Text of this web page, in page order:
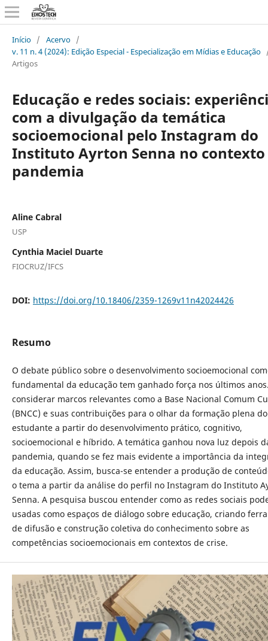
Início / Acervo /
v. 11 n. 4 (2024): Edição Especial - Especialização em Mídias e Educação
Artigos
Educação e redes sociais:
com a divulgação da temática
socioemocional pelo Instagram do
Instituto Ayrton Senna no contexto
pandemia
Aline Cabral
USP
Cynthia Maciel Duarte
FIOCRUZ/IFCS
DOI: https://doi.org/10.18406/2359-1269v11n42024426
Resumo
O debate público sobre o desenvolvimento socioemocional
fundamental da educação tem ganhado força nos últimos
considerar marcos relevantes como a Base Nacional Comum
(BNCC) e suas contribuições para o olhar da formação plena do
estudante a partir do desenvolvimento prático, cognitivo,
socioemocional e híbrido. A temática ganhou nova luz depois
pandemia, quando se fez mais evidente a importância da
da educação. Assim, busca-se entender a produção de
o tema a partir da análise do perfil no Instagram do Instituto
Senna. A pesquisa buscou entender como as redes sociais
usadas como espaços de diálogo sobre educação, criando
de difusão e construção coletiva do conhecimento sobre as
competências socioemocionais em contextos de crise.